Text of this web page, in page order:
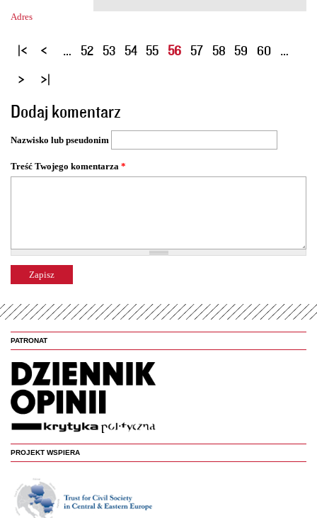
Adres
S
o
n
y
… 52 53 54 55 56 57 58 59 60 …
Dodaj komentarz
Nazwisko lub pseudonim
Treść Twojego komentarza *
PATRONAT
PROJEKT WSPIERA